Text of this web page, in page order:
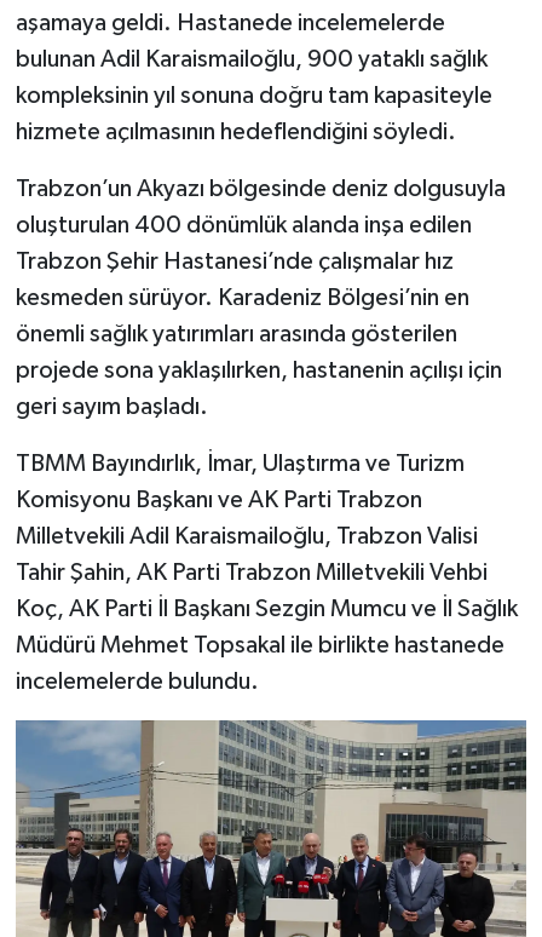
aşamaya geldi. Hastanede incelemelerde
bulunan Adil Karaismailoğlu, 900 yataklı sağlık
kompleksinin yıl sonuna doğru tam kapasiteyle
hizmete açılmasının hedeflendiğini söyledi.
Trabzon’un Akyazı bölgesinde deniz dolgusuyla
oluşturulan 400 dönümlük alanda inşa edilen
Trabzon Şehir Hastanesi’nde çalışmalar hız
kesmeden sürüyor. Karadeniz Bölgesi’nin en
önemli sağlık yatırımları arasında gösterilen
projede sona yaklaşılırken, hastanenin açılışı için
geri sayım başladı.
TBMM Bayındırlık, İmar, Ulaştırma ve Turizm
Komisyonu Başkanı ve AK Parti Trabzon
Milletvekili Adil Karaismailoğlu, Trabzon Valisi
Tahir Şahin, AK Parti Trabzon Milletvekili Vehbi
Koç, AK Parti İl Başkanı Sezgin Mumcu ve İl Sağlık
Müdürü Mehmet Topsakal ile birlikte hastanede
incelemelerde bulundu.